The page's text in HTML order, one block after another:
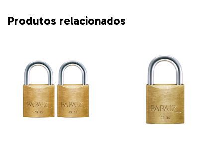
Produtos relacionados